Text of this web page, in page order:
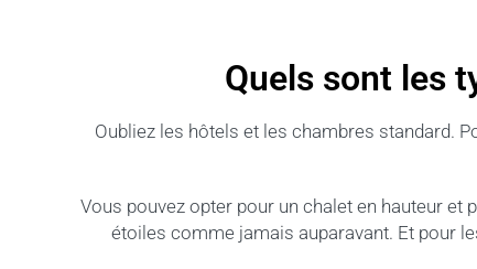
Quels sont les
Oubliez les hôtels et les chambres standard.
Vous pouvez opter pour un chalet en hauteur et
étoiles comme jamais auparavant. Et pour